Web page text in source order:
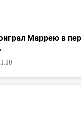
Маррею в